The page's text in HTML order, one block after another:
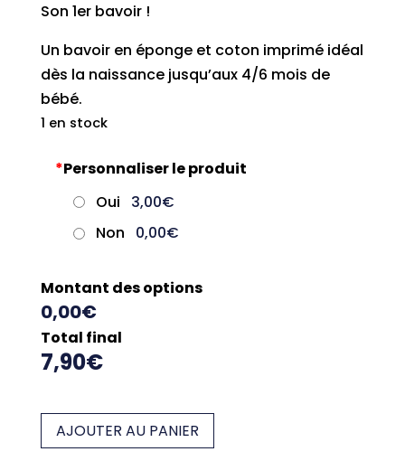
Son 1er bavoir !
Un bavoir en éponge et coton imprimé idéal
dès la naissance jusqu’aux 4/6 mois de
bébé.
1 en stock
*Personnaliser le produit
Oui
3,00€
Non
0,00€
Montant des options
0,00€
Total final
7,90€
quantité
de
AJOUTER AU PANIER